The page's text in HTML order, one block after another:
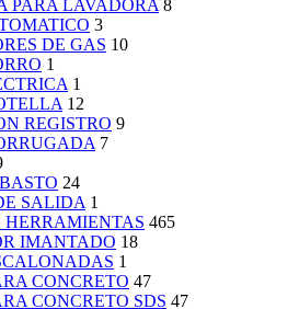
PARA LAVADORA 8
3
DE GAS 10
1
1
12
REGISTRO 9
7
24
SALIDA 1
HERRAMIENTAS 465
IMANTADO 18
1
CONCRETO 47
CONCRETO SDS 47